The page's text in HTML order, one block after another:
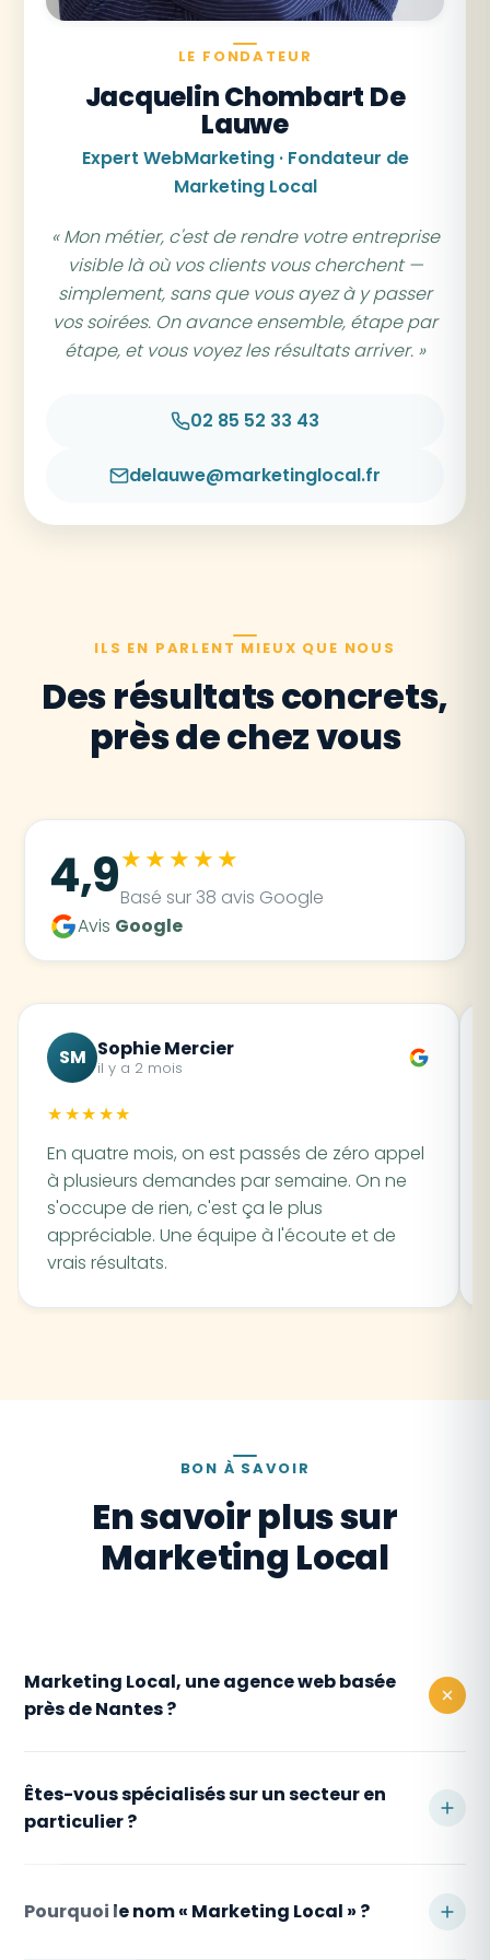
LE FONDATEUR
Jacquelin Chombart De
Lauwe
Expert WebMarketing · Fondateur de
Marketing Local
« Mon métier, c'est de rendre votre entreprise
visible là où vos clients vous cherchent —
simplement, sans que vous ayez à y passer
vos soirées. On avance ensemble, étape par
étape, et vous voyez les résultats arriver. »
02 85 52 33 43
delauwe@marketinglocal.fr
ILS EN PARLENT MIEUX QUE NOUS
Des résultats concrets,
près de chez vous
4,9★★★★★
Basé sur 38 avis Google
Avis Google
SM Sophie Mercier
il y a 2 mois
★★★★★
En quatre mois, on est passés de zéro appel
à plusieurs demandes par semaine. On ne
s'occupe de rien, c'est ça le plus
appréciable. Une équipe à l'écoute et de
vrais résultats.
BON À SAVOIR
En savoir plus sur
Marketing Local
Marketing Local, une agence web basée
près de Nantes ?
Sautron, au nord de Nantes, en Loire-
Atlantique. C'est au cœur de ce territoire
Êtes-vous spécialisés sur un secteur en
particulier ?
et commerçants locaux — boulangeries,
Pourquoi le nom « Marketing Local » ?